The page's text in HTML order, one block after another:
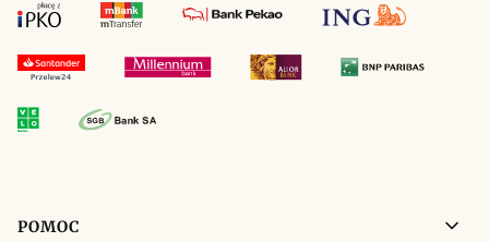
Linki w stopce
POMOC